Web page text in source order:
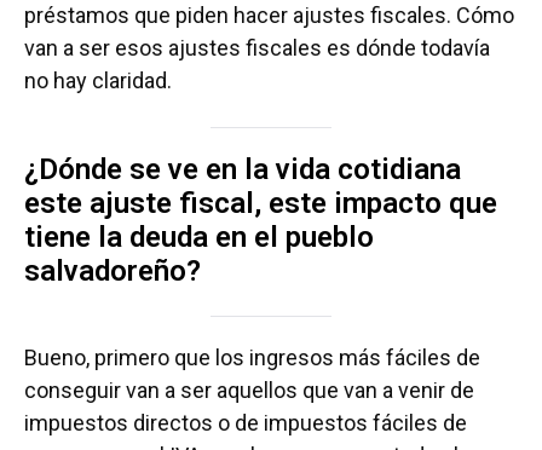
préstamos que piden hacer ajustes fiscales. Cómo
van a ser esos ajustes fiscales es dónde todavía
no hay claridad.
¿Dónde se ve en la vida cotidiana
este ajuste fiscal, este impacto que
tiene la deuda en el pueblo
salvadoreño?
Bueno, primero que los ingresos más fáciles de
conseguir van a ser aquellos que van a venir de
impuestos directos o de impuestos fáciles de